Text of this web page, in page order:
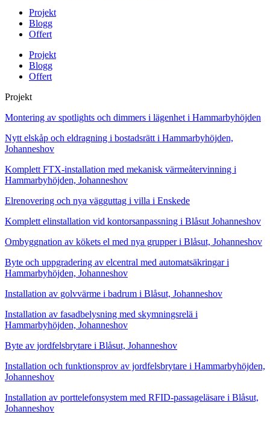
Projekt
Blogg
Offert
Projekt
Blogg
Offert
Projekt
Montering av spotlights och dimmers i lägenhet i Hammarbyhöjden
Nytt elskåp och eldragning i bostadsrätt i Hammarbyhöjden,
Johanneshov
Komplett FTX-installation med mekanisk värmeåtervinning i
Hammarbyhöjden, Johanneshov
Elrenovering och nya vägguttag i villa i Enskede
Komplett elinstallation vid kontorsanpassning i Blåsut Johanneshov
Ombyggnation av kökets el med nya grupper i Blåsut, Johanneshov
Byte och uppgradering av elcentral med automatsäkringar i
Hammarbyhöjden, Johanneshov
Installation av golvvärme i badrum i Blåsut, Johanneshov
Installation av fasadbelysning med skymningsrelä i
Hammarbyhöjden, Johanneshov
Byte av jordfelsbrytare i Blåsut, Johanneshov
Installation och funktionsprov av jordfelsbrytare i Hammarbyhöjden,
Johanneshov
Installation av porttelefonsystem med RFID-passageläsare i Blåsut,
Johanneshov